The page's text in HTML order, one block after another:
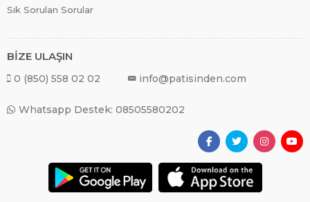
Sık Sorulan Sorular
BİZE ULAŞIN
0 (850) 558 02 02 info@patisinden.com
Whatsapp Destek: 08505580202